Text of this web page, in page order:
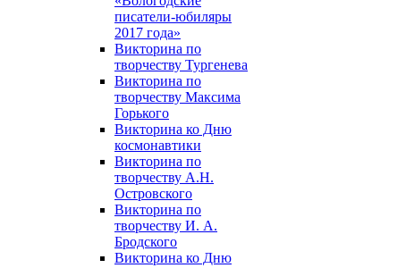
писатели-юбиляры
2017 года»
Викторина по
творчеству Тургенева
Викторина по
творчеству Максима
Горького
Викторина ко Дню
космонавтики
Викторина по
творчеству А.Н.
Островского
Викторина по
творчеству И. А.
Бродского
Викторина ко Дню